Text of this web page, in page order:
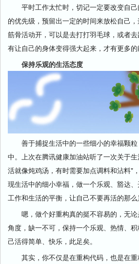
平时工作太忙时，切记一定要改变自己
的优先级，预留出一定的时间来放松自己
筋骨活动开，可以是去打打羽毛球，或者
有让自己的身体变得强大起来，才有更多的
保持乐观的生活态度
善于捕捉生活中的一些细小的幸福颗粒
中。上次在腾讯健康加油站听了一次关于
活就像炖鸡汤，有时需要加点调料和沾料"
现生活中的细小幸福，做一个乐观、豁达
工作和生活的平衡，让自己不要再活的那么
嗯，做个好重构真的挺不容易的，无论
角度，缺一不可，保持一个乐观、热情、
己活得简单、快乐，此足矣。
其实，你不仅是在重构代码，也是在重